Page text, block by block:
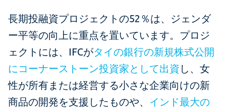
長期投融資プロジェクトの52％は、ジェンダ
ー平等の向上に重点を置いています。プロジ
ェクトには、IFCがタイの銀行の新規株式公開
にコーナーストーン投資家として出資 し、女
性が所有または経営する小さな企業向けの新
商品の開発を支援したものや、 インド最大の